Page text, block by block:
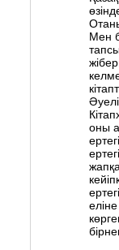
Мен
оны